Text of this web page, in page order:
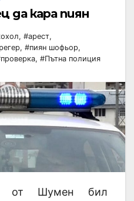
да кара пиян
, #арест,
, #пиян шофьор,
, #Пътна полиция
от Шумен бил